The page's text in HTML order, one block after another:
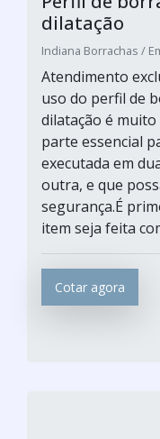
dilatação
Indiana Borrachas /
Atendimento
uso do perfil de
dilatação é
parte essencial
executada em
outra, e que
segurança.É
item seja feita
Cotar agora